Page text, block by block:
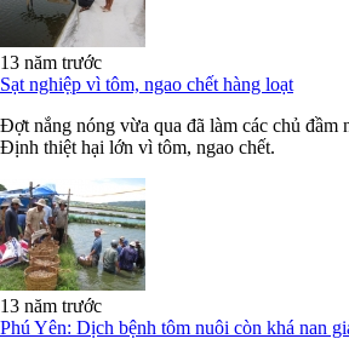
13 năm trước
Sạt nghiệp vì tôm, ngao chết hàng loạt
Đợt nắng nóng vừa qua đã làm các chủ đầm
Định thiệt hại lớn vì tôm, ngao chết.
13 năm trước
Phú Yên: Dịch bệnh tôm nuôi còn khá nan